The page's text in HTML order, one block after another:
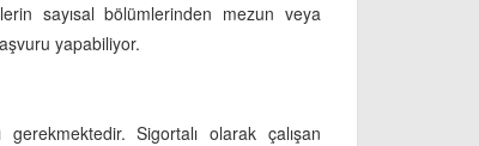
sayısal bölümlerinden mezun veya
yapabiliyor.
Sigortalı olarak çalışan